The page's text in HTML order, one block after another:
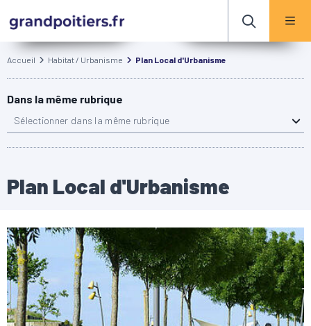
Accueil Habitat / Urbanisme Plan Local d'Urbanisme
Dans la même rubrique
Sélectionner dans la même rubrique
Plan Local d'Urbanisme